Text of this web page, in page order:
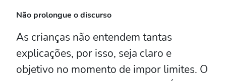
Não prolongue o discurso
As crianças não entendem tantas
explicações, por isso, seja claro e
objetivo no momento de impor limites. O